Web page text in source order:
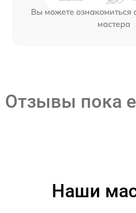
Вы можете ознакомиться
мастера
Отзывы пока
Наши